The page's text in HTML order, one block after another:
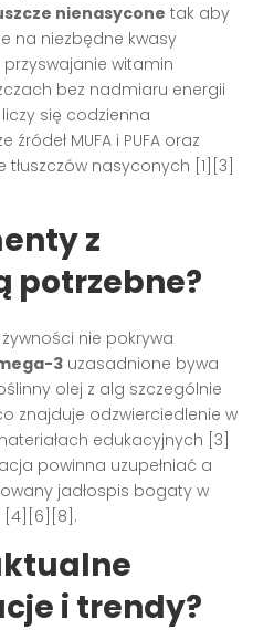
nienasycone tak aby
na niezbędne kwasy
przyswajanie witamin
bez nadmiaru energii
się codzienna
MUFA i PUFA oraz
nasyconych [1][3]
z
potrzebne?
nie pokrywa
3 uzasadnione bywa
olej z alg szczególnie
znajduje odzwierciedlenie w
edukacyjnych [3]
powinna uzupełniać a
jadłospis bogaty w
[4][6][8].
i trendy?